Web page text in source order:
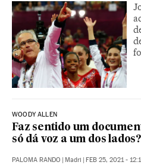
WOODY ALLEN
Faz sentido um
só dá voz a um dos lados?
PALOMA RANDO | Madri | FEB 25, 2021 -